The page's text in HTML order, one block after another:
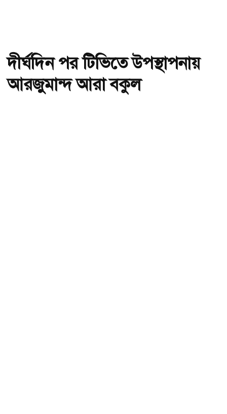
দীর্ঘদিন পর টিভিতে উপস্থাপনায়
আরজুমান্দ আরা বকুল